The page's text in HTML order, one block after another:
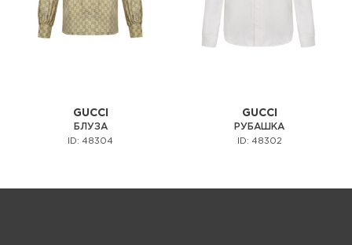
GUCCI
БЛУЗА
ID: 48304
GUCCI
РУБАШКА
ID: 48302